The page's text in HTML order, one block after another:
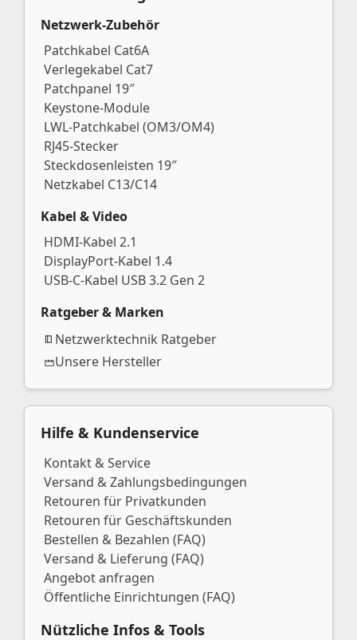
Netzwerk-Zubehör
Patchkabel Cat6A
Verlegekabel Cat7
Patchpanel 19″
Keystone-Module
LWL-Patchkabel (OM3/OM4)
RJ45-Stecker
Steckdosenleisten 19″
Netzkabel C13/C14
Kabel & Video
HDMI-Kabel 2.1
DisplayPort-Kabel 1.4
USB-C-Kabel USB 3.2 Gen 2
Ratgeber & Marken
Netzwerktechnik Ratgeber
Unsere Hersteller
Hilfe & Kundenservice
Kontakt & Service
Versand & Zahlungsbedingungen
Retouren für Privatkunden
Retouren für Geschäftskunden
Bestellen & Bezahlen (FAQ)
Versand & Lieferung (FAQ)
Angebot anfragen
Öffentliche Einrichtungen (FAQ)
Nützliche Infos & Tools